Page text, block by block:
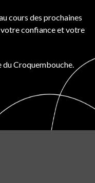
cours des prochaines
confiance et votre
Croquembouche.